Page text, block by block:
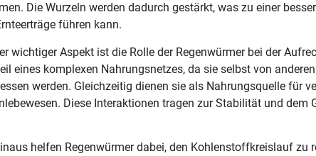
Die Wurzeln werden dadurch gestärkt, was zu einer
führen kann.
wichtiger Aspekt ist die Rolle der Regenwürmer bei der
eines komplexen Nahrungsnetzes, da sie selbst von
werden. Gleichzeitig dienen sie als Nahrungsquelle für
Diese Interaktionen tragen zur Stabilität und dem
helfen Regenwürmer dabei, den Kohlenstoffkreislauf zu